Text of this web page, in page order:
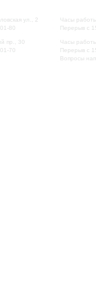
ул., 2
80
пр., 30
70
Часы
Перерыв с
Часы
Перерыв с
Вопросы